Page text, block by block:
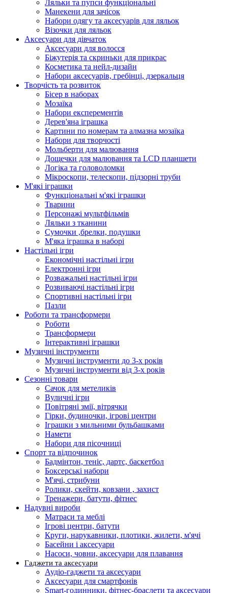
Ляльки та пупси функціональні
Манекени для зачісок
Набори одягу та аксесуарів для ляльок
Візочки для ляльок
Аксесуари для дівчаток
Аксесуари для волосся
Біжутерія та скриньки для прикрас
Косметика та нейл-дизайн
Набори аксесуарів, гребінці, дзеркальця
Творчість та розвиток
Бісер в наборах
Мозаїка
Набори експерементів
Дерев'яна іграшка
Картини по номерам та алмазна мозаїка
Набори для творчості
Мольберти для малювання
Дощечки для малювання та LCD планшети
Логіка та головоломки
Мікроскопи, телескопи, підзорні труби
М'які іграшки
Функціональні м'які іграшки
Тварини
Персонажі мультфільмів
Ляльки з тканини
Сумочки ,брелки, подушки
М'яка іграшка в наборі
Настільні ігри
Економічні настільні ігри
Електронні ігри
Розважальні настільні ігри
Розвиваючі настільні ігри
Спортивні настільні ігри
Пазли
Роботи та трансформери
Роботи
Трансформери
Інтерактивні іграшки
Музичні інструменти
Музичні інструменти до 3-х років
Музичні інструменти від 3-х років
Сезонні товари
Сачок для метеликів
Вуличні ігри
Повітряні змії, вітрячки
Гірки, будиночки, ігрові центри
Іграшки з мильними бульбашками
Намети
Набори для пісочниці
Спорт та відпочинок
Бадмінтон, теніс, дартс, баскетбол
Боксерські набори
М'ячі, стрибуни
Ролики, скейти, ковзани , захист
Тренажери, батути, фітнес
Надувні вироби
Матраси та меблі
Ігрові центри, батути
Круги, нарукавники, плотики, жилети, м'ячі
Басейни і аксесуари
Насоси, човни, аксесуари для плавання
Гаджети та аксесуари
Аудіо-гаджети та аксесуари
Аксесуари для смартфонів
Smart-годинники, фітнес-браслети та аксесуари